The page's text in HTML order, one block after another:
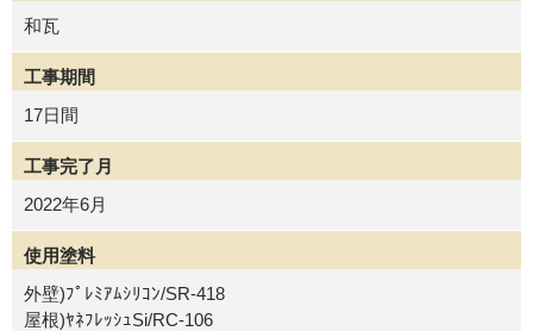
和瓦
工事期間
17日間
工事完了月
2022年6月
使用塗料
外壁)ﾌﾟﾚﾐｱﾑｼﾘｺﾝ/SR-418
屋根)ﾔﾈﾌﾚｯｼｭSi/RC-106